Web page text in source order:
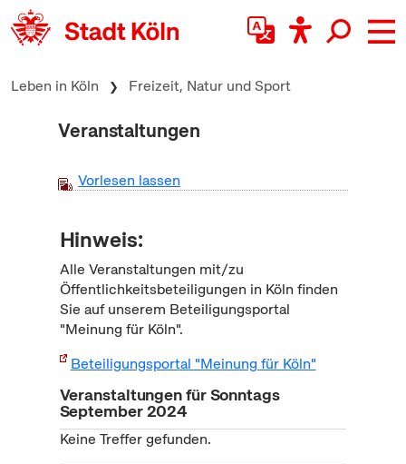
zum Inhalt springen
Leben in Köln Freizeit, Natur und Sport
Veranstaltungen
Vorlesen lassen
Hinweis:
Alle Veranstaltungen mit/zu
Öffentlichkeitsbeteiligungen in Köln finden
Sie auf unserem Beteiligungsportal
"Meinung für Köln".
Beteiligungsportal "Meinung für Köln"
Veranstaltungen für Sonntags
September 2024
Keine Treffer gefunden.